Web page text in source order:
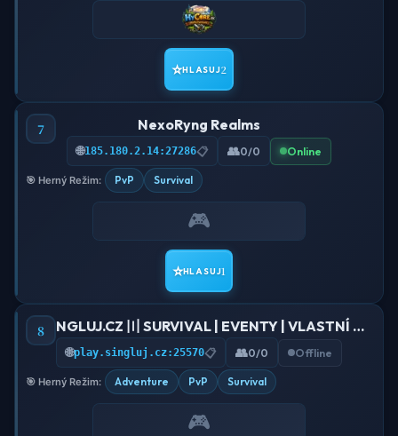
⭐HLASUJ2
7
🎮
NexoRyng Realms
🌐185.180.2.14:27286📋 👥0/0 Online
🎯 Herný Režim: PvP Survival
⭐HLASUJ1
8
🎮
〣 SINGLUJ.CZ 〣 SURVIVAL | EVENTY | VLASTNÍ MÓDY
🌐play.singluj.cz:25570📋 👥0/0 Offline
🎯 Herný Režim: Adventure PvP Survival